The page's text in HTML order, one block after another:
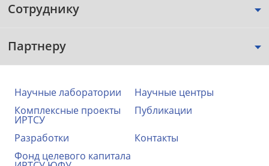
Сотруднику
Партнеру
Научные лаборатории
Научные центры
Комплексные проекты
ИРТСУ
Публикации
Разработки
Контакты
Фонд целевого капитала